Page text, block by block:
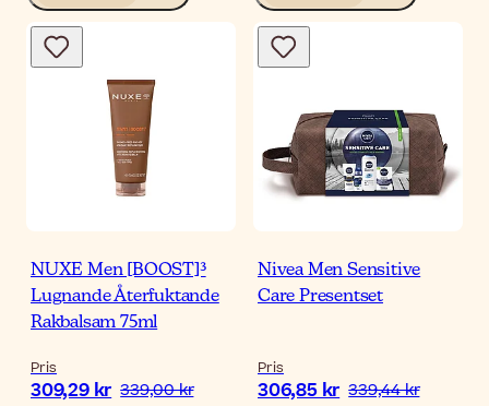
NUXE Men [BOOST]³
Lugnande Återfuktande
Rakbalsam 75ml
Pris
309,29 kr 339,00 kr
Nivea Men Sensitive
Care Presentset
Pris
306,85 kr 339,44 kr